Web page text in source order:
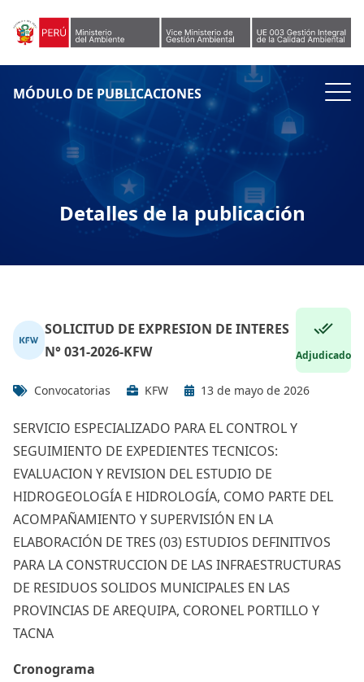
MÓDULO DE PUBLICACIONES
Detalles de la publicación
SOLICITUD DE EXPRESION DE INTERES
N° 031-2026-KFW
Adjudicado
Convocatorias KFW 13 de mayo de 2026
SERVICIO ESPECIALIZADO PARA EL CONTROL Y
SEGUIMIENTO DE EXPEDIENTES TECNICOS:
EVALUACION Y REVISION DEL ESTUDIO DE
HIDROGEOLOGÍA E HIDROLOGÍA, COMO PARTE DEL
ACOMPAÑAMIENTO Y SUPERVISIÓN EN LA
ELABORACIÓN DE TRES (03) ESTUDIOS DEFINITIVOS
PARA LA CONSTRUCCION DE LAS INFRAESTRUCTURAS
DE RESIDUOS SOLIDOS MUNICIPALES EN LAS
PROVINCIAS DE AREQUIPA, CORONEL PORTILLO Y
TACNA
Cronograma